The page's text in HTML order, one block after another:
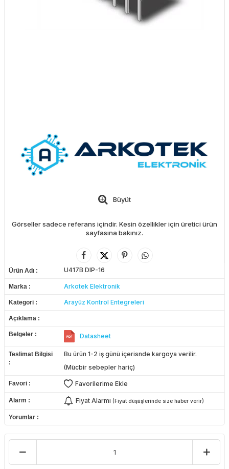
Büyüt
Görseller sadece referans içindir. Kesin özellikler için üretici ürün
sayfasına bakınız.
Ürün Adı U417B DIP-16
Marka Arkotek Elektronik
Kategori Arayüz Kontrol Entegreleri
Açıklama
Belgeler Datasheet
Teslimat Bilgisi
Bu ürün 1-2 iş günü içerisnde kargoya verilir.
(Mücbir sebepler hariç)
Favori Favorilerime Ekle
Alarm Fiyat Alarmı (Fiyat düşüşlerinde size haber verir)
Yorumlar